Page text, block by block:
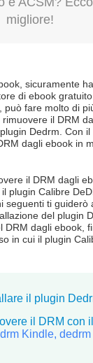
migliore!
sicuramente
di ebook
può fare molto di
il DRM
Dedrm. Con il
dagli ebook in
il DRM dagli
plugin Calibre
seguenti ti guiderò
del plugin
DRM dagli ebook,
in cui il plugin
il plugin
il DRM con
Kindle,